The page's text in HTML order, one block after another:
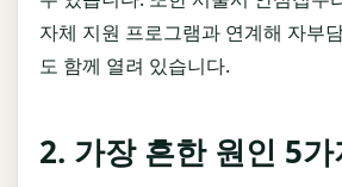
자체 지원 프로그램과 연계해 자부
도 함께 열려 있습니다.
2. 가장 흔한 원인 5가